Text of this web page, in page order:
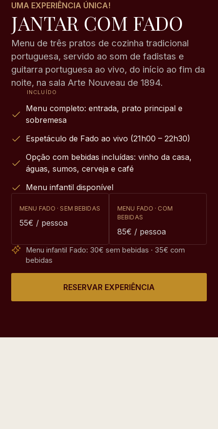
UMA EXPERIÊNCIA ÚNICA!
JANTAR COM FADO
Menu de três pratos de cozinha tradicional
portuguesa, servido ao som de fadistas e
guitarra portuguesa ao vivo, do início ao fim da
noite, na sala Arte Nouveau de 1894.
Menu completo: entrada, prato principal e
sobremesa
Espetáculo de Fado ao vivo (21h00 – 22h30)
Opção com bebidas incluídas: vinho da casa,
águas, sumos, cerveja e café
Menu infantil disponível
MENU FADO · SEM BEBIDAS
55€ / pessoa
MENU FADO · COM
BEBIDAS
85€ / pessoa
Menu infantil Fado: 30€ sem bebidas · 35€ com
bebidas
RESERVAR EXPERIÊNCIA